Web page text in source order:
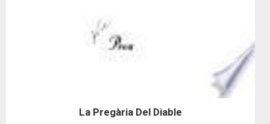
La Pregària Del Diable